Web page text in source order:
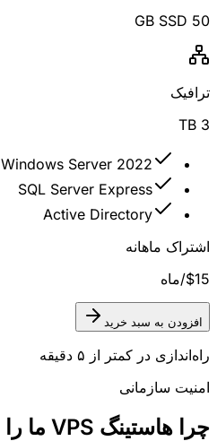
50 GB SSD
ترافیک
3 TB
Windows Server 2022
SQL Server Express
Active Directory
اشتراک ماهانه
$15/ماه
افزودن به سبد خرید
راه‌اندازی در کمتر از ۵ دقیقه
امنیت سازمانی
چرا هاستینگ VPS ما را انتخاب کنید؟